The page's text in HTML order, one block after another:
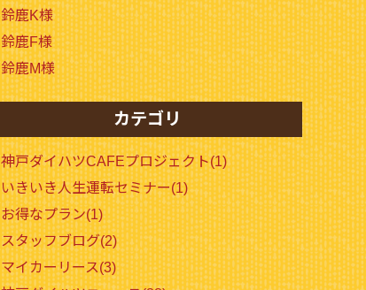
鈴鹿K様
鈴鹿F様
鈴鹿M様
カテゴリ
神戸ダイハツCAFEプロジェクト(1)
いきいき人生運転セミナー(1)
お得なプラン(1)
スタッフブログ(2)
マイカーリース(3)